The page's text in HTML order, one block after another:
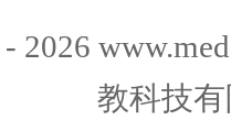
2026
教科技